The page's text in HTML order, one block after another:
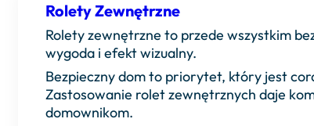
Rolety Zewnętrzne
Rolety zewnętrzne to przede wszystkim
wygoda i efekt wizualny.
Bezpieczny dom to priorytet, który jest
Zastosowanie rolet zewnętrznych daje
domownikom.